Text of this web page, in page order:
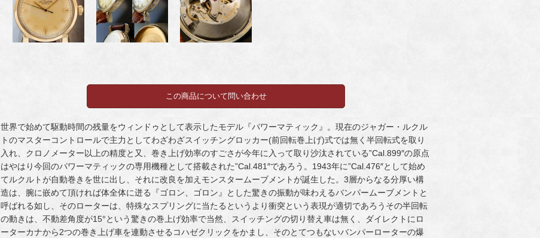
世界で始めて駆動時間の残量をウィンドゥとして表示したモデル『パワーマティック』。現在のジャガー・ルクル
トのマスターコントロールで主力としてわざわざスイッチングロッカー(前回転巻上げ)式では無く半回転式を取り
入れ、クロノメーター以上の精度と又、巻き上げ効率のすごさが今年に入って取り沙汰されている”Cal.899″の原点
はやはり今回のパワーマティックの専用機種として搭載された”Cal.481″であろう。1943年に”Cal.476″として始め
てルクルトが自動巻きを世に出し、それに改良を加えモンスタームーブメントが誕生した。3層からなる分厚い構
造は、腕に嵌めて頂ければ体全体に迸る『ゴロン、ゴロン』とした驚きの振動が味わえるバンパームーブメントと
呼ばれる如し、そのローターは、特殊なスプリングに当たるというより衝突という表現が適切であろうその半回転
の動きは、不動差角度が15°という驚きの巻上げ効率で当然、スイッチングの切り替え車は無く、ダイレクトにロ
ーターカナから2つの巻き上げ車を連動させるコハゼクリックをかまし、そのとてつもないバンパーローターの爆